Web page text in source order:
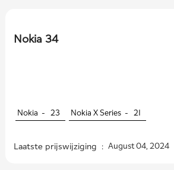
Nokia 34
Nokia - 23 Nokia X Series - 21
Laatste prijswijziging : August 04, 2024